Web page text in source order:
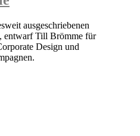
ausgeschriebenen
entwarf Till Brömme für
Design und